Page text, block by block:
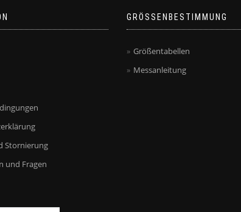
Stornierung
und Fragen
GRÖSSENBESTIMMUNG
Größentabellen
Messanleitung